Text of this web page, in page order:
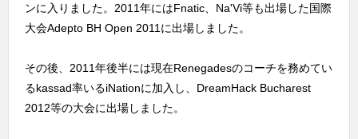
ンに入りました。2011年にはFnatic、Na'Vi等も出場した国際
大会Adepto BH Open 2011に出場しました。
その後、2011年後半には現在Renegadesのコーチを務めてい
るkassad率いるiNationに加入し、DreamHack Bucharest
2012等の大会に出場しました。